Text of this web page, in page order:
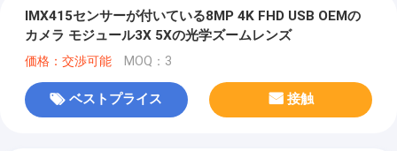
IMX415センサーが付いている8MP 4K FHD USB OEMの
カメラ モジュール3X 5Xの光学ズームレンズ
価格：交渉可能 MOQ：3
ベストプライス 接触